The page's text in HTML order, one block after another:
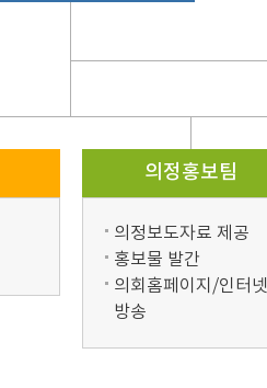
의정홍보팀
의정보도자료 제공
홍보물 발간
의회홈페이지/인터넷
방송